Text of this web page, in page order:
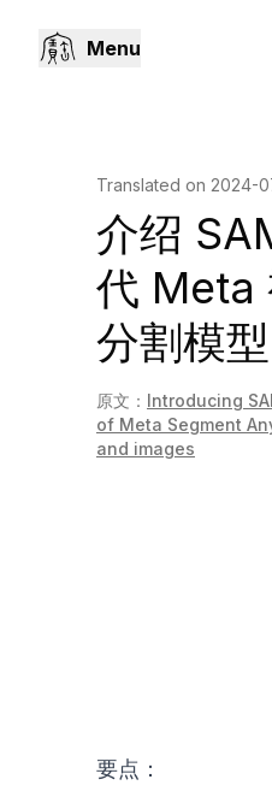
Menu
Translated on 2024-
介绍
代 Meta
分割模
原文： Introducing
of Meta Segment
and images
要点：